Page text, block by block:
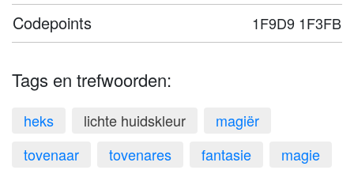
Codepoints 1F9D9 1F3FB
Tags en trefwoorden:
heks lichte huidskleur
magiër
tovenaar
tovenares fantasie
magie